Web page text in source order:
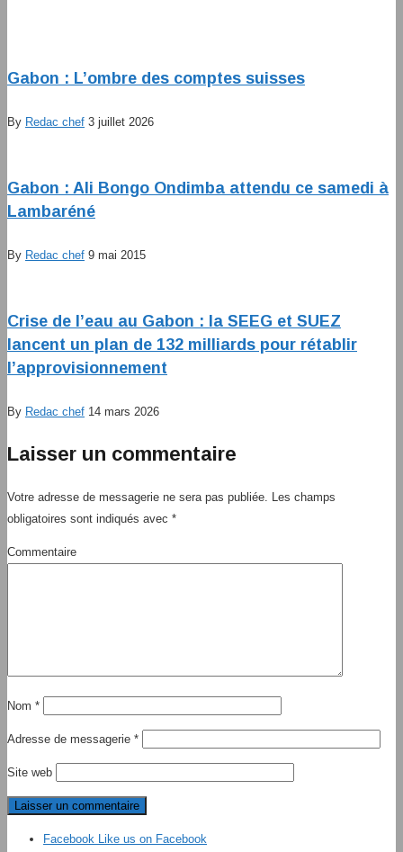
Gabon : L’ombre des comptes suisses
By Redac chef 3 juillet 2026
Gabon : Ali Bongo Ondimba attendu ce samedi à
Lambaréné
By Redac chef 9 mai 2015
Crise de l’eau au Gabon : la SEEG et SUEZ
lancent un plan de 132 milliards pour rétablir
l’approvisionnement
By Redac chef 14 mars 2026
Laisser un commentaire
Votre adresse de messagerie ne sera pas publiée. Les champs
obligatoires sont indiqués avec *
Commentaire
Nom *
Adresse de messagerie *
Site web
Facebook Like us on Facebook